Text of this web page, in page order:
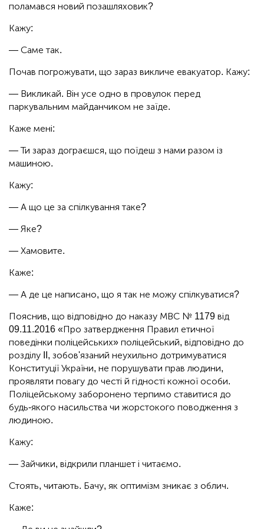
поламався новий позашляховик?
Кажу:
— Саме так.
Почав погрожувати, що зараз викличе евакуатор. Кажу:
— Викликай. Він усе одно в провулок перед
паркувальним майданчиком не заїде.
Каже мені:
— Ти зараз дограєшся, що поїдеш з нами разом із
машиною.
Кажу:
— А що це за спілкування таке?
— Яке?
— Хамовите.
Каже:
— А де це написано, що я так не можу спілкуватися?
Пояснив, що відповідно до наказу МВС № 1179 від
09.11.2016 «Про затвердження Правил етичної
поведінки поліцейських» поліцейський, відповідно до
розділу II, зобов'язаний неухильно дотримуватися
Конституції України, не порушувати прав людини,
проявляти повагу до честі й гідності кожної особи.
Поліцейському заборонено терпимо ставитися до
будь-якого насильства чи жорстокого поводження з
людиною.
Кажу:
— Зайчики, відкрили планшет і читаємо.
Стоять, читають. Бачу, як оптимізм зникає з облич.
Каже: